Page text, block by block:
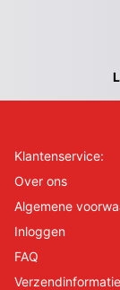
Klantenservice:
Over ons
Algemene
Inloggen
FAQ
Verzendinformatie